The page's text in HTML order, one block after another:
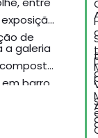
de
a galeria
barro,